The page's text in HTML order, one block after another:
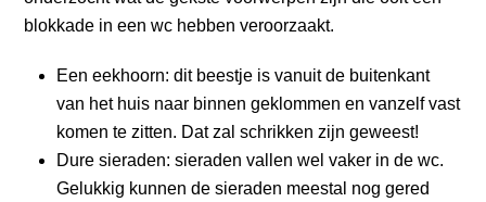
blokkade in een wc hebben veroorzaakt.
Een eekhoorn: dit beestje is vanuit de buitenkant
van het huis naar binnen geklommen en vanzelf vast
komen te zitten. Dat zal schrikken zijn geweest!
Dure sieraden: sieraden vallen wel vaker in de wc.
Gelukkig kunnen de sieraden meestal nog gered